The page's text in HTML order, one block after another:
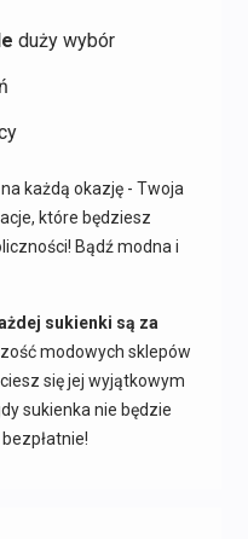
duży wybór
każdą okazję - Twoja
które będziesz
Bądź modna i
sukienki są za
modowych sklepów
się jej wyjątkowym
sukienka nie będzie